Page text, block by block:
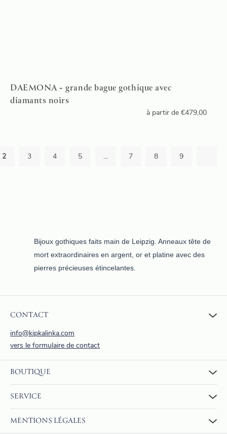
DAEMONA - grande bague gothique avec
diamants noirs
à partir de €479,00
2 3 4 5 ... 7 8 9
Bijoux gothiques faits main de Leipzig. Anneaux tête de
mort extraordinaires en argent, or et platine avec des
pierres précieuses étincelantes.
CONTACT
info@kipkalinka.com
vers le formulaire de contact
BOUTIQUE
À propos de nous
SERVICE
MENTIONS LÉGALES